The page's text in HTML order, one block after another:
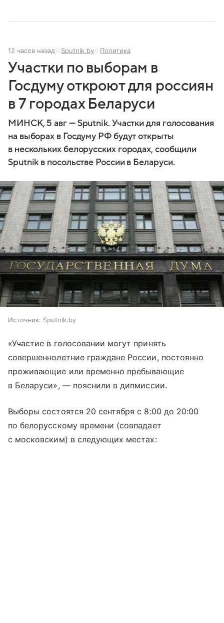
12 часов назад Sputnik.by Политика
Участки по выборам в
Госдуму откроют для россиян
в 7 городах Беларуси
МИНСК, 5 авг — Sputnik. Участки для голосования
на выборах в Госдуму РФ будут открыты
в нескольких белорусских городах, сообщили
Sputnik в посольстве России в Беларуси.
Источник: Sputnik.by
«Участие в голосовании могут принять
совершеннолетние граждане России, постоянно
проживающие или временно пребывающие
в Беларуси», — пояснили в дипмиссии.
Выборы состоятся 20 сентября с 8:00 до 20:00
по белорусскому времени (совпадает
с московским) в следующих местах: